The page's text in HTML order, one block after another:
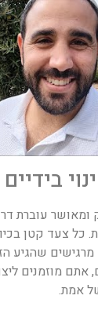
ומאושר עוברת
כל צעד קטן
שהגיע
אתם מוזמנים
אמת.